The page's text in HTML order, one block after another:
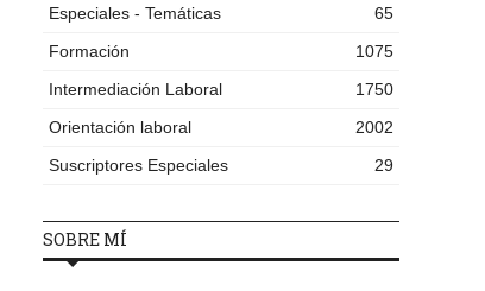
Especiales - Temáticas
65
Formación
1075
Intermediación Laboral
1750
Orientación laboral
2002
Suscriptores Especiales
29
SOBRE MÍ